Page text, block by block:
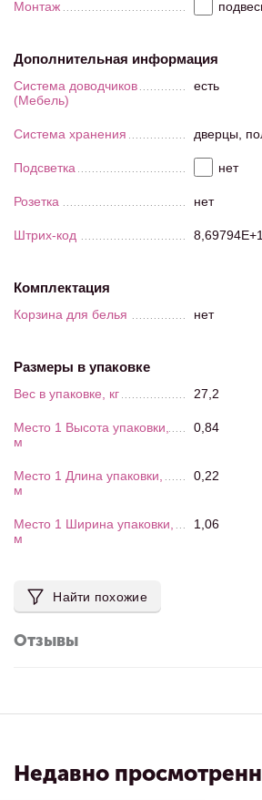
Монтаж
Дополнительная информация
Система доводчиков
(Мебель)
есть
Система хранения дверцы,
Подсветка нет
Розетка нет
Штрих-код
Комплектация
Корзина для белья нет
Размеры в упаковке
Вес в упаковке, кг 27,2
Место 1 Высота упаковки,
м
0,84
Место 1 Длина упаковки,
м
0,22
Место 1 Ширина упаковки,
м
1,06
Найти похожие
Отзывы
Недавно